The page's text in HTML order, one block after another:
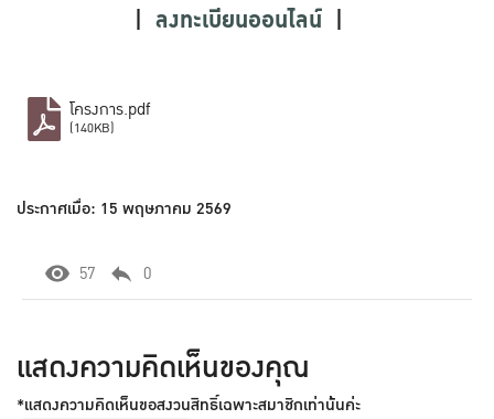
| ลงทะเบียนออนไลน์ |
โครงการ.pdf
(140KB)
ประกาศเมื่อ: 15 พฤษภาคม 2569
57 0
แสดงความคิดเห็นของคุณ
*แสดงความคิดเห็นขอสงวนสิทธิ์เฉพาะสมาชิกเท่าน้้นค่ะ